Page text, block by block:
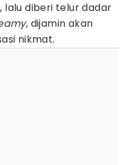
lalu diberi telur dadar
, dijamin akan
nikmat.